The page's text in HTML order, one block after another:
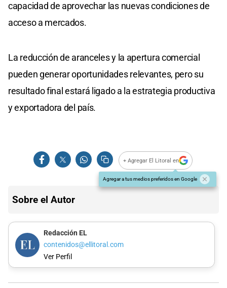
capacidad de aprovechar las nuevas condiciones de
acceso a mercados.
La reducción de aranceles y la apertura comercial
pueden generar oportunidades relevantes, pero su
resultado final estará ligado a la estrategia productiva
y exportadora del país.
+ Agregar El Litoral en
Agregar a tus medios preferidos en Google
Sobre el Autor
Redacción EL
contenidos@ellitoral.com
Ver Perfil